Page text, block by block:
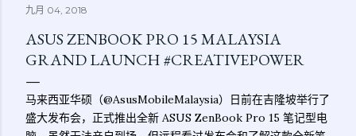
九月 04, 2018
ASUS ZENBOOK PRO 15 MALAYSIA
GRAND LAUNCH #CREATIVEPOWER
马来西亚华硕（@AsusMobileMalaysia）日前在吉隆坡举行了
盛大发布会，正式推出全新 ASUS ZenBook Pro 15 笔记型电